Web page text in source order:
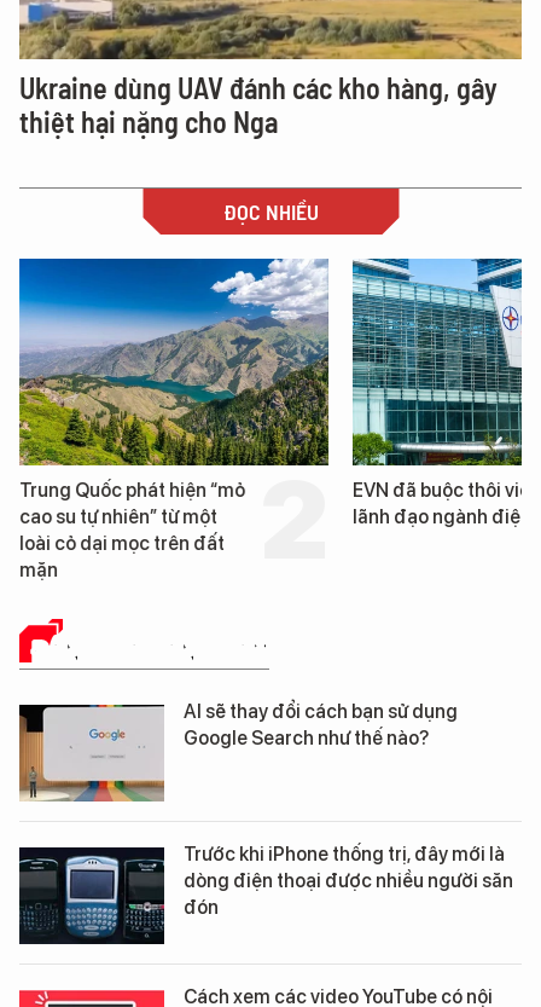
Ukraine dùng UAV đánh các kho hàng, gây
thiệt hại nặng cho Nga
ĐỌC NHIỀU
hiện “mỏ
từ một
trên đất
EVN đã buộc thôi việc 3
lãnh đạo ngành điện
ĐÁNH GIÁ SẢN PHẨM
AI sẽ thay đổi cách bạn sử dụng
Google Search như thế nào?
Trước khi iPhone thống trị, đây mới là
dòng điện thoại được nhiều người săn
đón
Cách xem các video YouTube có nội